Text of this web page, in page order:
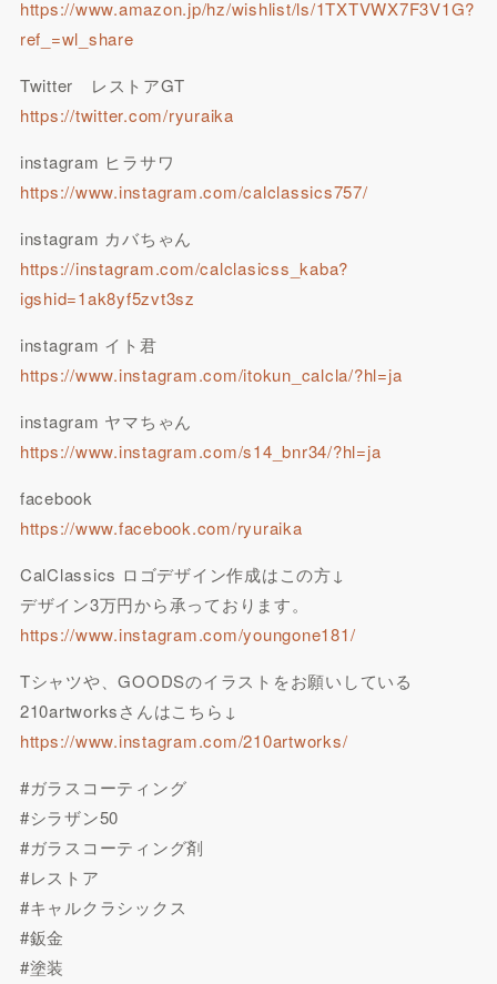
https://www.amazon.jp/hz/wishlist/ls/1TXTVWX7F3V1G?
ref_=wl_share
Twitter レストアGT
https://twitter.com/ryuraika
instagram ヒラサワ
https://www.instagram.com/calclassics757/
instagram カバちゃん
https://instagram.com/calclasicss_kaba?
igshid=1ak8yf5zvt3sz
instagram イト君
https://www.instagram.com/itokun_calcla/?hl=ja
instagram ヤマちゃん
https://www.instagram.com/s14_bnr34/?hl=ja
facebook
https://www.facebook.com/ryuraika
CalClassics ロゴデザイン作成はこの方↓
デザイン3万円から承っております。
https://www.instagram.com/youngone181/
Tシャツや、GOODSのイラストをお願いしている
210artworksさんはこちら↓
https://www.instagram.com/210artworks/
#ガラスコーティング
#シラザン50
#ガラスコーティング剤
#レストア
#キャルクラシックス
#鈑金
#塗装